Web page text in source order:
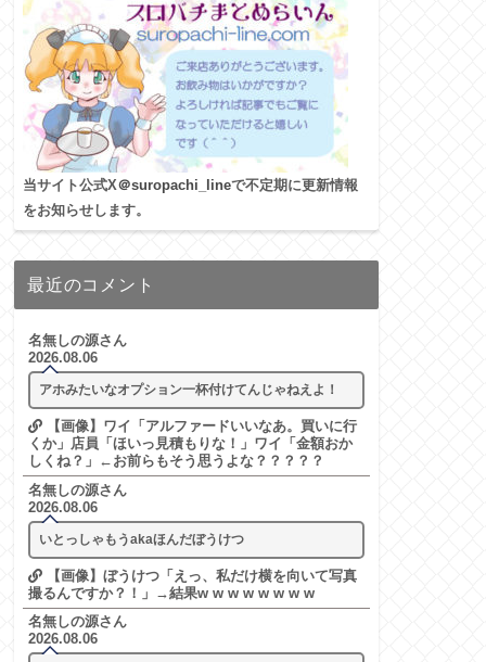
当サイト公式X＠suropachi_lineで不定期に更新情報
をお知らせします。
最近のコメント
名無しの源さん
2026.08.06
アホみたいなオプション一杯付けてんじゃねえよ！
【画像】ワイ「アルファードいいなあ。買いに行
くか」店員「ほいっ見積もりな！」ワイ「金額おか
しくね？」←お前らもそう思うよな？？？？？
名無しの源さん
2026.08.06
いとっしゃもうakaほんだぼうけつ
【画像】ぼうけつ「えっ、私だけ横を向いて写真
撮るんですか？！」→結果w w w w w w w w
名無しの源さん
2026.08.06